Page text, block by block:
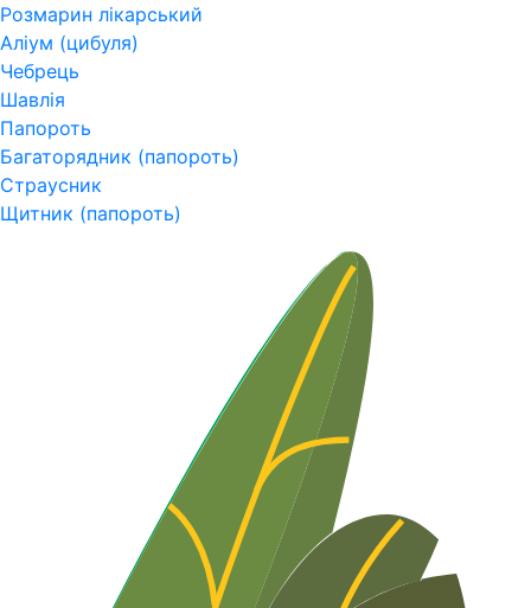
Розмарин лікарський
Аліум (цибуля)
Чебрець
Шавлія
Папороть
Багаторядник (папороть)
Страусник
Щитник (папороть)